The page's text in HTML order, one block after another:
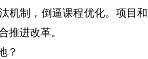
机制，倒逼课程优化。项目和
推进改革。
？